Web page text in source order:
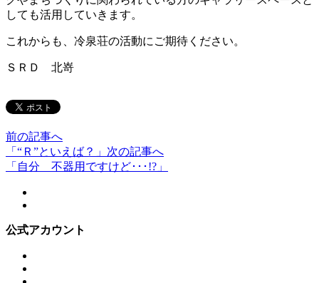
しても活用していきます。
これからも、冷泉荘の活動にご期待ください。
ＳＲＤ 北嵜
前の記事へ
「“Ｒ”といえば？」 次の記事へ
「自分 不器用ですけど･･･!?」
公式アカウント